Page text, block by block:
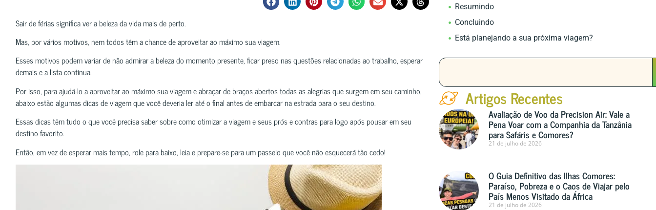
Sair de férias significa ver a beleza da vida mais de perto.
Mas, por vários motivos, nem todos têm a chance de aproveitar ao máximo sua viagem.
Esses motivos podem variar de não admirar a beleza do momento presente, ficar preso nas questões relacionadas ao trabalho, esperar
demais e a lista continua.
Por isso, para ajudá-lo a aproveitar ao máximo sua viagem e abraçar de braços abertos todas as alegrias que surgem em seu caminho,
abaixo estão algumas dicas de viagem que você deveria ler até o final antes de embarcar na estrada para o seu destino.
Essas dicas têm tudo o que você precisa saber sobre como otimizar a viagem e seus prós e contras para logo após pousar em seu
destino favorito.
Então, em vez de esperar mais tempo, role para baixo, leia e prepare-se para um passeio que você não esquecerá tão cedo!
Resumindo
Concluindo
Está planejando a sua próxima viagem?
Artigos Recentes
Avaliação de Voo da Precision Air: Vale a
Pena Voar com a Companhia da Tanzânia
para Safáris e Comores?
21 de julho de 2026
O Guia Definitivo das Ilhas Comores:
Paraíso, Pobreza e o Caos de Viajar pelo
País Menos Visitado da África
21 de julho de 2026